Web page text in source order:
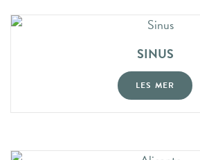
SINUS
LES MER